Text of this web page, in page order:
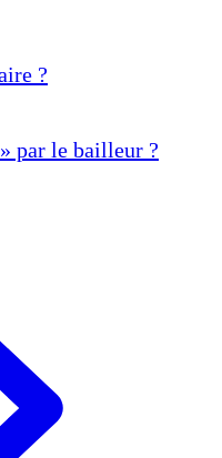
?
par le bailleur ?